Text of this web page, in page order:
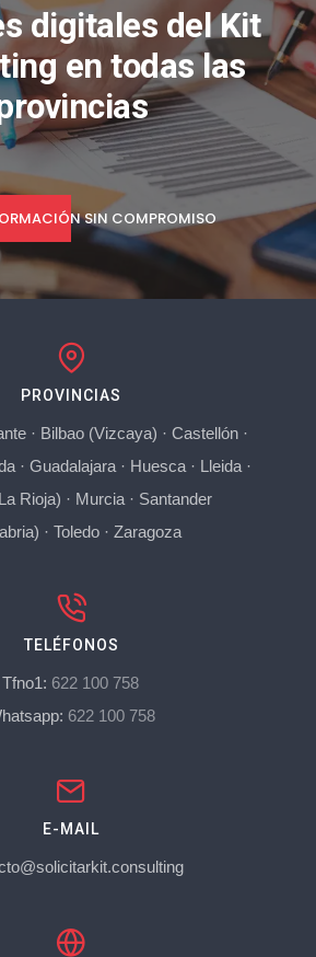
digitales del Kit
en todas las
SIN COMPROMISO
PROVINCIAS
· Bilbao (Vizcaya) · Castellón·
· Guadalajara· Huesca· Lleida·
Rioja) · Murcia· Santander
·Toledo ·Zaragoza
TELÉFONOS
Tfno1: 622 100 758
622 100 758
E-MAIL